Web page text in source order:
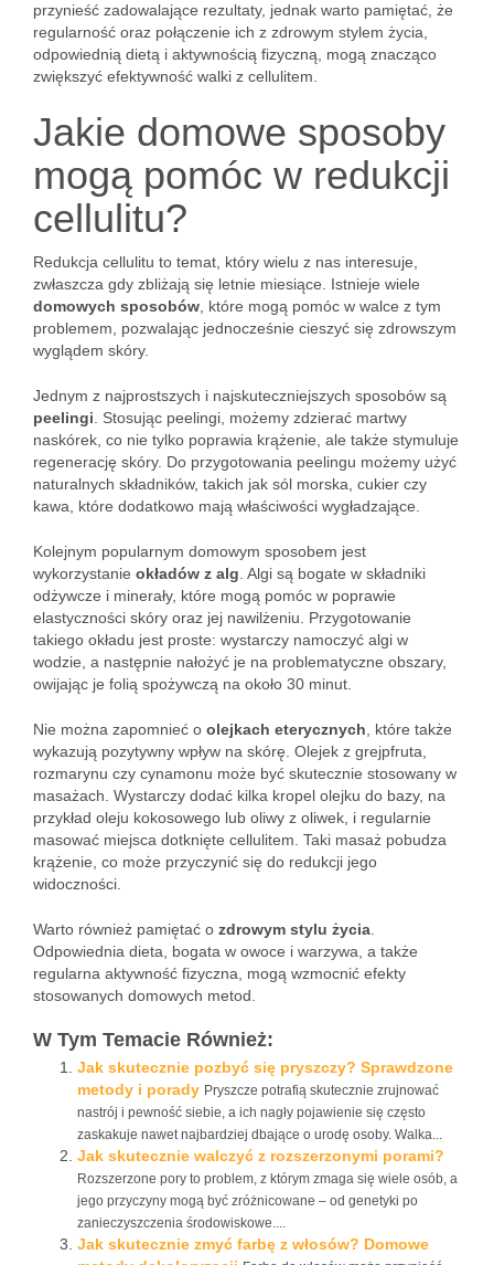
przynieść zadowalające rezultaty, jednak warto pamiętać, że
regularność oraz połączenie ich z zdrowym stylem życia,
odpowiednią dietą i aktywnością fizyczną, mogą znacząco
zwiększyć efektywność walki z cellulitem.
Jakie domowe sposoby
mogą pomóc w redukcji
cellulitu?
Redukcja cellulitu to temat, który wielu z nas interesuje,
zwłaszcza gdy zbliżają się letnie miesiące. Istnieje wiele
domowych sposobów , które mogą pomóc w walce z tym
problemem, pozwalając jednocześnie cieszyć się zdrowszym
wyglądem skóry.
Jednym z najprostszych i najskuteczniejszych sposobów są
peelingi . Stosując peelingi, możemy zdzierać martwy
naskórek, co nie tylko poprawia krążenie, ale także stymuluje
regenerację skóry. Do przygotowania peelingu możemy użyć
naturalnych składników, takich jak sól morska, cukier czy
kawa, które dodatkowo mają właściwości wygładzające.
Kolejnym popularnym domowym sposobem jest
wykorzystanie okładów z alg . Algi są bogate w składniki
odżywcze i minerały, które mogą pomóc w poprawie
elastyczności skóry oraz jej nawilżeniu. Przygotowanie
takiego okładu jest proste: wystarczy namoczyć algi w
wodzie, a następnie nałożyć je na problematyczne obszary,
owijając je folią spożywczą na około 30 minut.
Nie można zapomnieć o olejkach eterycznych , które także
wykazują pozytywny wpływ na skórę. Olejek z grejpfruta,
rozmarynu czy cynamonu może być skutecznie stosowany w
masażach. Wystarczy dodać kilka kropel olejku do bazy, na
przykład oleju kokosowego lub oliwy z oliwek, i regularnie
masować miejsca dotknięte cellulitem. Taki masaż pobudza
krążenie, co może przyczynić się do redukcji jego
widoczności.
Warto również pamiętać o zdrowym stylu życia
Odpowiednia dieta, bogata w owoce i warzywa, a także
regularna aktywność fizyczna, mogą wzmocnić efekty
stosowanych domowych metod.
W Tym Temacie Również:
Jak skutecznie pozbyć się pryszczy? Sprawdzone
metody i porady Pryszcze potrafią skutecznie zrujnować
nastrój i pewność siebie, a ich nagły pojawienie się często
zaskakuje nawet najbardziej dbające o urodę osoby. Walka...
Jak skutecznie walczyć z rozszerzonymi porami?
Rozszerzone pory to problem, z którym zmaga się wiele osób, a
jego przyczyny mogą być zróżnicowane – od genetyki po
zanieczyszczenia środowiskowe....
Jak skutecznie zmyć farbę z włosów? Domowe